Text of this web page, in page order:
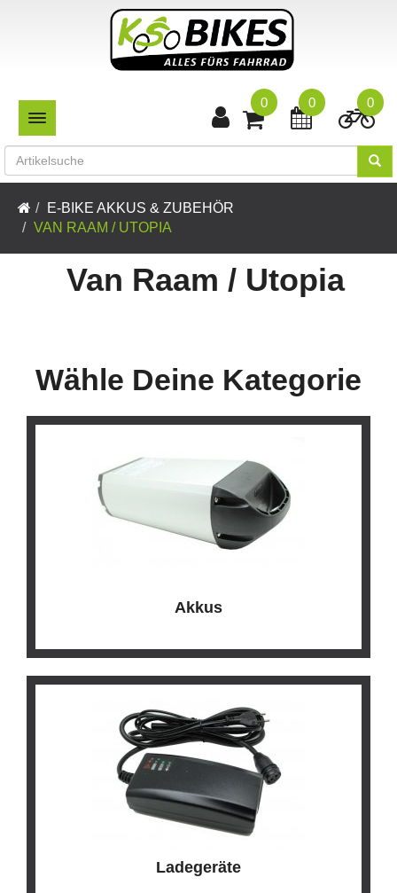
TOGGLE NAVIGATION
0
0
0
E-BIKE AKKUS & ZUBEHÖR
VAN RAAM / UTOPIA
Van Raam / Utopia
Wähle Deine Kategorie
Akkus
Ladegeräte